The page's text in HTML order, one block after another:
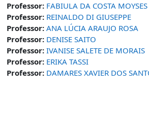
Professor: FABIULA DA COSTA MOYSES
Professor: REINALDO DI GIUSEPPE
Professor: ANA LÚCIA ARAUJO ROSA
Professor: DENISE SAITO
Professor: IVANISE SALETE DE MORAIS
Professor: ERIKA TASSI
Professor: DAMARES XAVIER DOS